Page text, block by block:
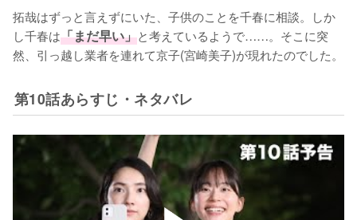
拓哉はずっと言えずにいた、子供のことを千春に相談。しか
し千春は「まだ早い」と考えているようで……。そこに突
然、引っ越し業者を連れて京子(宮崎美子)が現れたのでした。
第10話あらすじ・ネタバレ